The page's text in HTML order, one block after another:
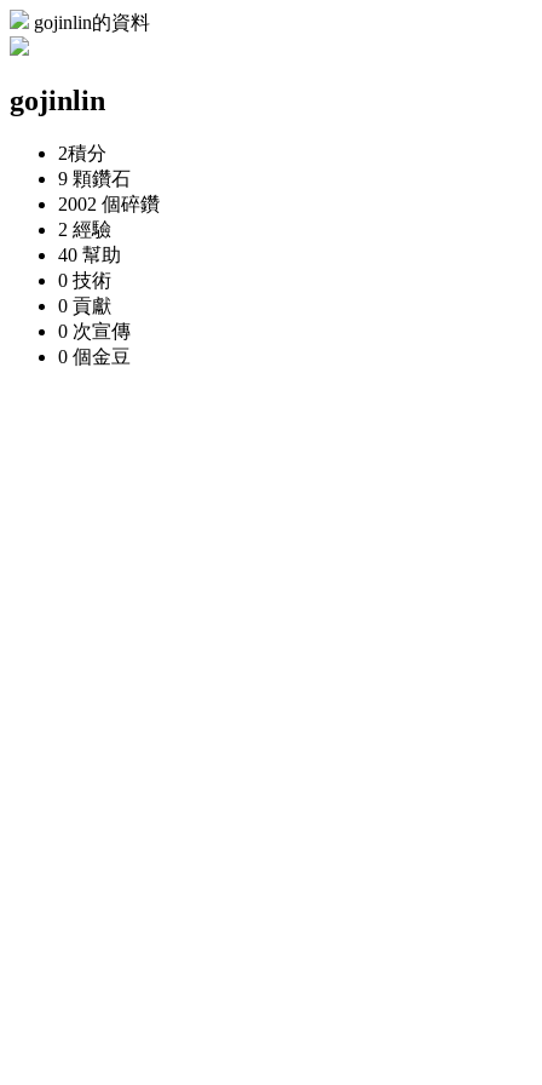
gojinlin的資料
gojinlin
2積分
9 顆鑽石
2002 個碎鑽
2 經驗
40 幫助
0 技術
0 貢獻
0 次宣傳
0 個金豆